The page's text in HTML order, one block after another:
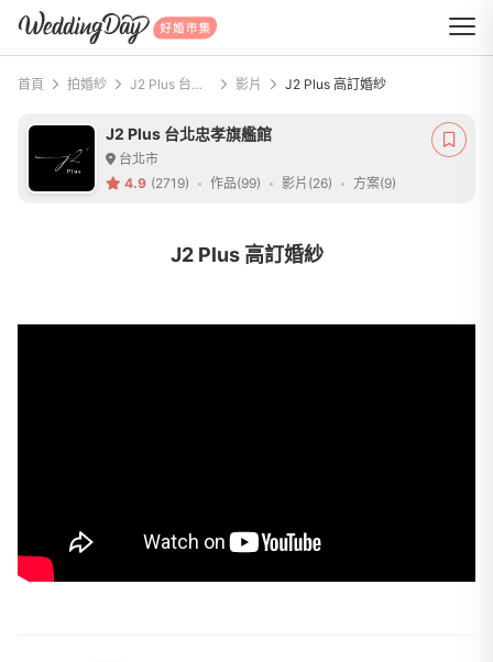
WeddingDay 好婚市集
首頁 拍婚紗 J2 Plus 台北忠孝旗艦館 影片 J2 Plus 高訂婚紗
J2 Plus 台北忠孝旗艦館
台北市
4.9 (2719) 作品(99) 影片(26) 方案(9)
J2 Plus 高訂婚紗